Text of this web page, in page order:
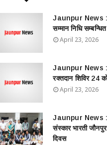
Jaunpur News :
सम्मान निधि
April 23, 2026
Jaunpur News :
रक्तदान शिविर 24
April 23, 2026
Jaunpur News :
संस्कार भारती
दिवस